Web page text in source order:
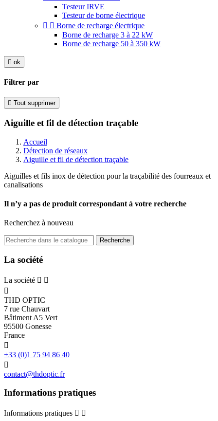
Testeur IRVE
Testeur de borne électrique
  Borne de recharge électrique
Borne de recharge 3 à 22 kW
Borne de recharge 50 à 350 kW
 ok
Filtrer par
 Tout supprimer
Aiguille et fil de détection traçable
Accueil
Détection de réseaux
Aiguille et fil de détection traçable
Aiguilles et fils inox de détection pour la traçabilité des fourreaux et
canalisations
Il n’y a pas de produit correspondant à votre recherche
Recherchez à nouveau
Recherche
La société
La société  

THD OPTIC
7 rue Chauvart
Bâtiment A5 Vert
95500 Gonesse
France

+33 (0)1 75 94 86 40

contact@thdoptic.fr
Informations pratiques
Informations pratiques  